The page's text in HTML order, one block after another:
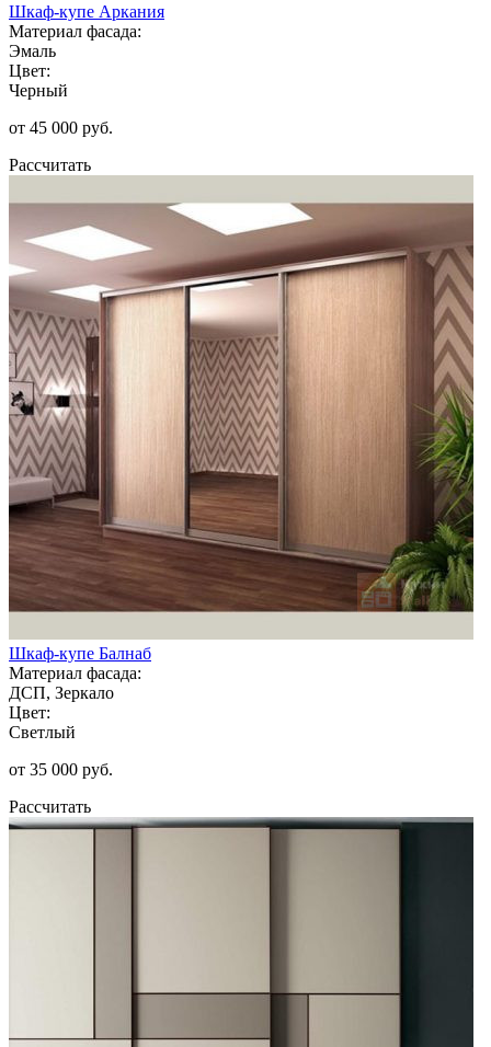
Шкаф-купе Аркания
Материал фасада:
Эмаль
Цвет:
Черный
от 45 000 руб.
Рассчитать
Шкаф-купе Балнаб
Материал фасада:
ДСП, Зеркало
Цвет:
Светлый
от 35 000 руб.
Рассчитать